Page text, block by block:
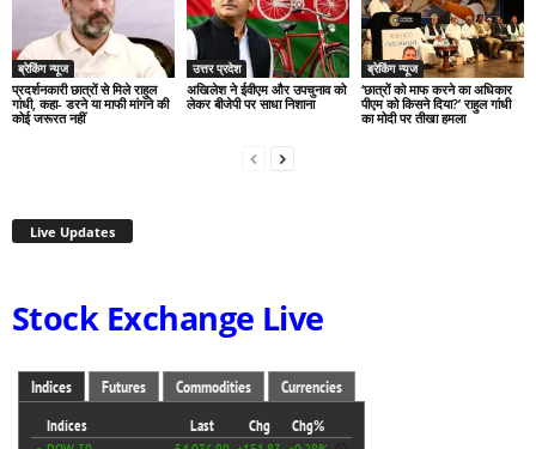
ब्रेकिंग न्यूज
प्रदर्शनकारी छात्रों से मिले राहुल
गांधी, कहा- डरने या माफी मांगने की
कोई जरूरत नहीं
उत्तर प्रदेश
अखिलेश ने ईवीएम और उपचुनाव को
लेकर बीजेपी पर साधा निशाना
ब्रेकिंग न्यूज
‘छात्रों को माफ करने का अधिकार
पीएम को किसने दिया?’ राहुल गांधी
का मोदी पर तीखा हमला
Live Updates
Stock Exchange Live